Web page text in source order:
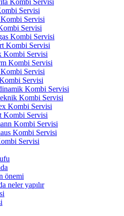
Kombi Servisi
Servisi
Servisi
Servisi
Kombi Servisi
Kombi Servisi
Kombi Servisi
Kombi Servisi
Servisi
Servisi
Kombi Servisi
Kombi Servisi
Kombi Servisi
Kombi Servisi
Kombi Servisi
Kombi Servisi
Servisi
önemi
neler yapılır